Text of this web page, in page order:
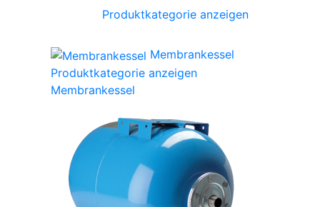
Produktkategorie anzeigen
Membrankessel
Produktkategorie anzeigen
Membrankessel